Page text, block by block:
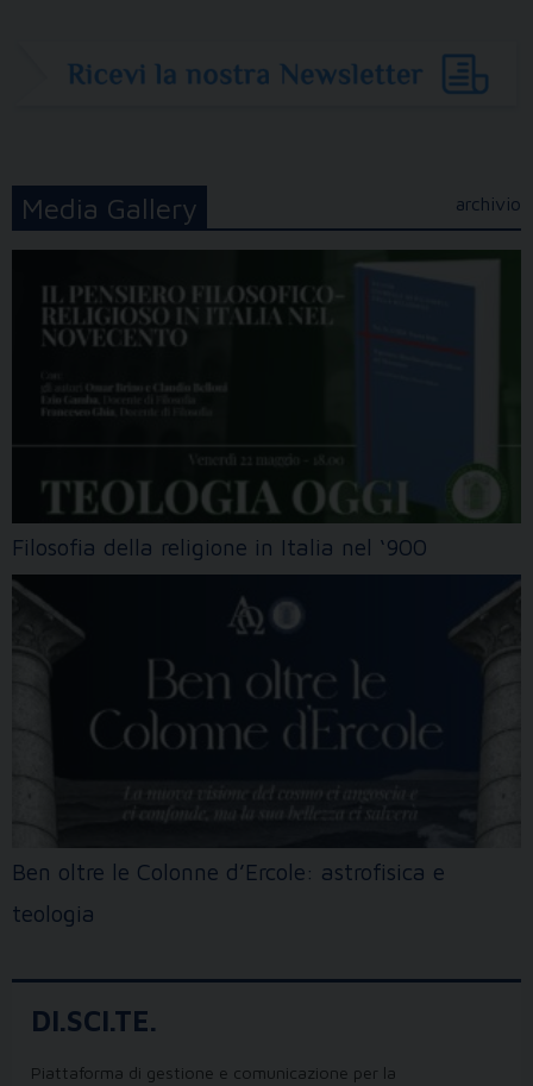
Media Gallery archivio
Filosofia della religione in Italia nel ‘900
Ben oltre le Colonne d’Ercole: astrofisica e
teologia
DI.SCI.TE.
Piattaforma di gestione e comunicazione per la